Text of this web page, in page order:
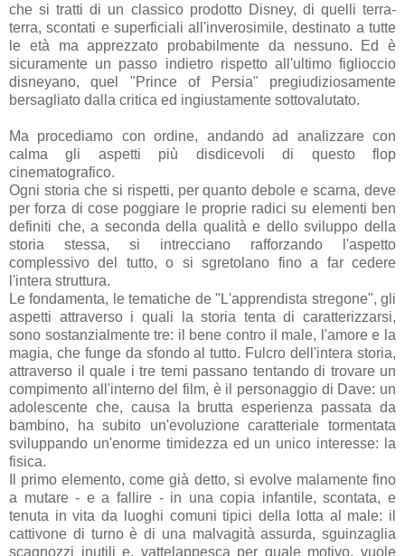
che si tratti di un classico prodotto Disney, di quelli terra-
terra, scontati e superficiali all'inverosimile, destinato a tutte
le età ma apprezzato probabilmente da nessuno. Ed è
sicuramente un passo indietro rispetto all'ultimo figlioccio
disneyano, quel "Prince of Persia" pregiudiziosamente
bersagliato dalla critica ed ingiustamente sottovalutato.
Ma procediamo con ordine, andando ad analizzare con
calma gli aspetti più disdicevoli di questo flop
cinematografico.
Ogni storia che si rispetti, per quanto debole e scarna, deve
per forza di cose poggiare le proprie radici su elementi ben
definiti che, a seconda della qualità e dello sviluppo della
storia stessa, si intrecciano rafforzando l'aspetto
complessivo del tutto, o si sgretolano fino a far cedere
l'intera struttura.
Le fondamenta, le tematiche de "L'apprendista stregone", gli
aspetti attraverso i quali la storia tenta di caratterizzarsi,
sono sostanzialmente tre: il bene contro il male, l'amore e la
magia, che funge da sfondo al tutto. Fulcro dell'intera storia,
attraverso il quale i tre temi passano tentando di trovare un
compimento all'interno del film, è il personaggio di Dave: un
adolescente che, causa la brutta esperienza passata da
bambino, ha subito un'evoluzione caratteriale tormentata
sviluppando un'enorme timidezza ed un unico interesse: la
fisica.
Il primo elemento, come già detto, si evolve malamente fino
a mutare - e a fallire - in una copia infantile, scontata, e
tenuta in vita da luoghi comuni tipici della lotta al male: il
cattivone di turno è di una malvagità assurda, sguinzaglia
scagnozzi inutili e, vattelappesca per quale motivo, vuole